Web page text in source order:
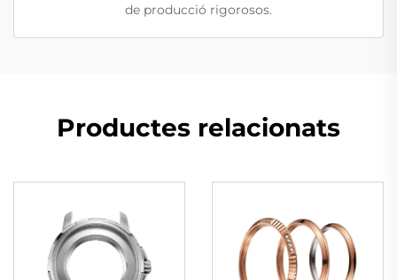
de producció rigorosos.
Productes relacionats